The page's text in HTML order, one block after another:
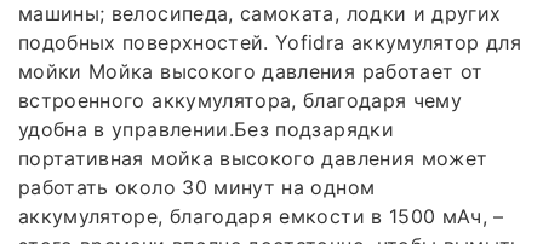
машины; велосипеда, самоката, лодки и других
подобных поверхностей. Yofidra аккумулятор для
мойки Мойка высокого давления работает от
встроенного аккумулятора, благодаря чему
удобна в управлении.Без подзарядки
портативная мойка высокого давления может
работать около 30 минут на одном
аккумуляторе, благодаря емкости в 1500 мАч, –